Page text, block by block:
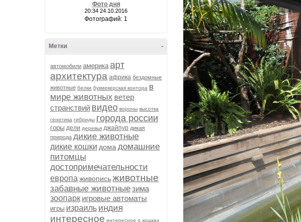
Фото дня
20:34 24.10.2016
Фотографий: 1
-
Метки
автомобили америка арт
архитектура африка бездомные
животные белки букмекерская контора в
мире животных ветер
странствий видео вороны высотка
генетика гибриды города россии
горы дели деревья джайпур дикая
природа дикие животные
дикие кошки дома домашние
питомцы
достопримечательности
европа живописьживотные
забавные животныезима
зоопарк игровые автоматы
игры израиль индия
интересное интересное о кошках